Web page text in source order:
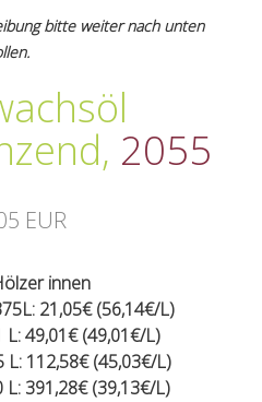
bitte weiter nach unten
, 2055
EUR
innen
21,05€ (56,14€/L)
49,01€ (49,01€/L)
112,58€ (45,03€/L)
391,28€ (39,13€/L)